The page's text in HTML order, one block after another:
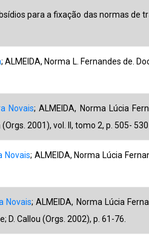
para a fixação das normas
; ALMEIDA, Norma L. Fernandes de.
Novais; ALMEIDA, Norma Lúcia
2001), vol. II, tomo 2, p. 505-
Novais; ALMEIDA, Norma Lúcia
Novais; ALMEIDA, Norma Lúcia
D. Callou (Orgs. 2002), p. 61-76.